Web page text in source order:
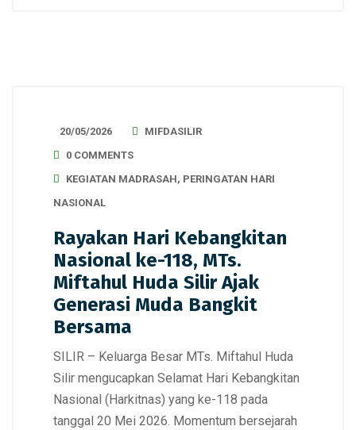
20/05/2026
MIFDASILIR
0 COMMENTS
KEGIATAN MADRASAH, PERINGATAN HARI
NASIONAL
Rayakan Hari Kebangkitan
Nasional ke-118, MTs.
Miftahul Huda Silir Ajak
Generasi Muda Bangkit
Bersama
SILIR – Keluarga Besar MTs. Miftahul Huda
Silir mengucapkan Selamat Hari Kebangkitan
Nasional (Harkitnas) yang ke-118 pada
tanggal 20 Mei 2026. Momentum bersejarah